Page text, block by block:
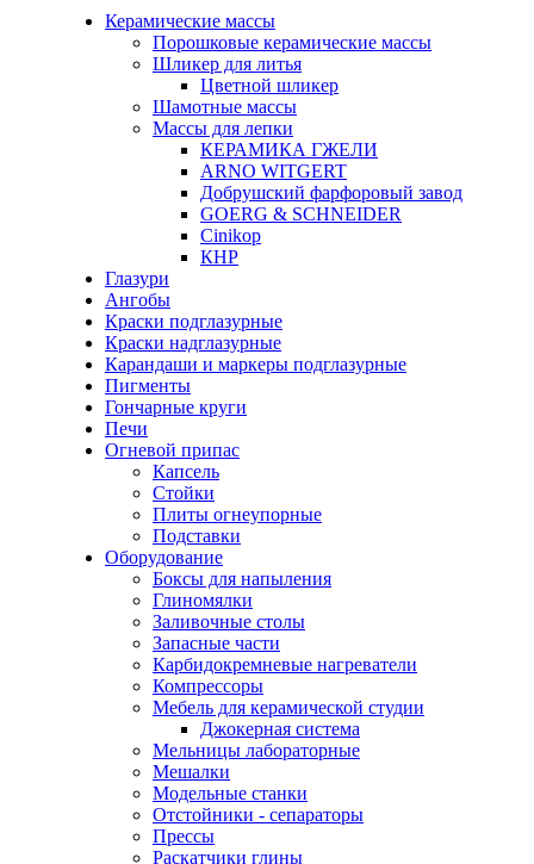
Керамические массы
Порошковые керамические массы
Шликер для литья
Цветной шликер
Шамотные массы
Массы для лепки
КЕРАМИКА ГЖЕЛИ
ARNO WITGERT
Добрушский фарфоровый завод
GOERG & SCHNEIDER
Cinikop
КНР
Глазури
Ангобы
Краски подглазурные
Краски надглазурные
Карандаши и маркеры подглазурные
Пигменты
Гончарные круги
Печи
Огневой припас
Капсель
Стойки
Плиты огнеупорные
Подставки
Оборудование
Боксы для напыления
Глиномялки
Заливочные столы
Запасные части
Карбидокремневые нагреватели
Компрессоры
Мебель для керамической студии
Джокерная система
Мельницы лабораторные
Мешалки
Модельные станки
Отстойники - сепараторы
Прессы
Раскатчики глины